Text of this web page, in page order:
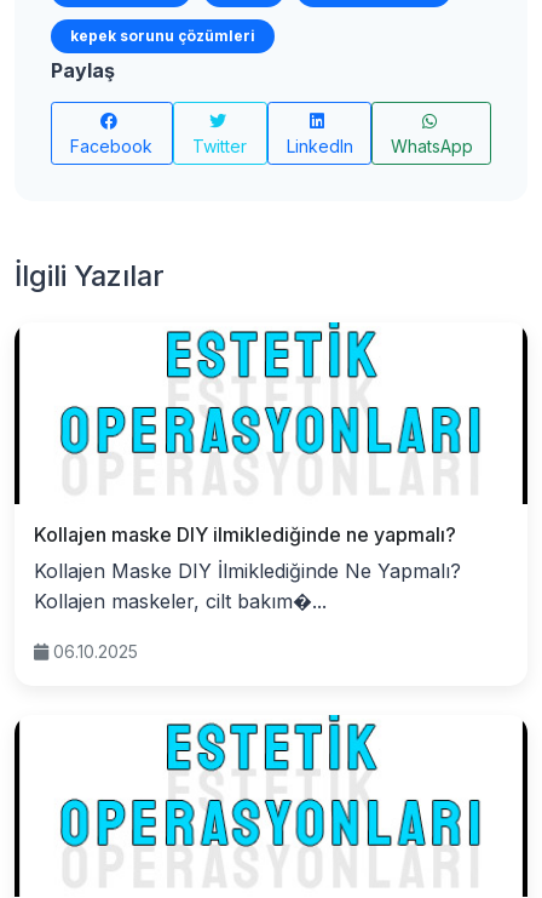
kepek sorunu çözümleri
Paylaş
Facebook Twitter LinkedIn WhatsApp
İlgili Yazılar
Kollajen maske DIY ilmiklediğinde ne yapmalı?
Kollajen Maske DIY İlmiklediğinde Ne Yapmalı?
Kollajen maskeler, cilt bakım�...
06.10.2025